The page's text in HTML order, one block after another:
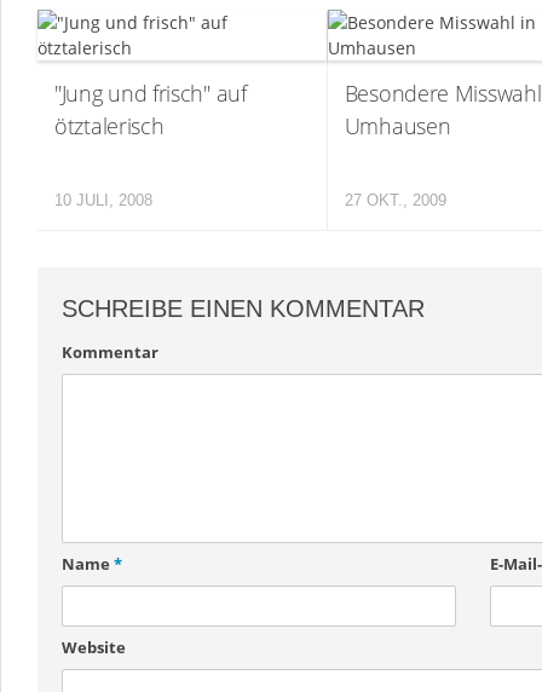
"Jung und frisch" auf
ötztalerisch
10 JULI, 2008
Besondere
Umhausen
27 OKT., 2009
SCHREIBE EINEN KOMMENTAR
Kommentar
Name * E-
Website